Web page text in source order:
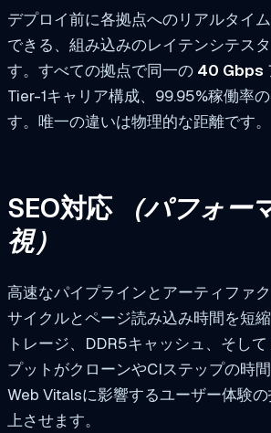
デプロイ前に各拠点へのリアルタイ
できる、組み込みのレイテンシテス
す。すべての拠点で同一の 40 Gbps
Tier-1キャリア構成、99.95%稼働率
す。唯一の違いは物理的な距離です。
SEO対応
（パフォー
視）
高速なパイプラインとアーティファ
サイクルとページ読み込み時間を短
トレージ、DDR5キャッシュ、そして
プットがクローンやCIステップの時
Web Vitalsに影響するユーザー体験
上させます。